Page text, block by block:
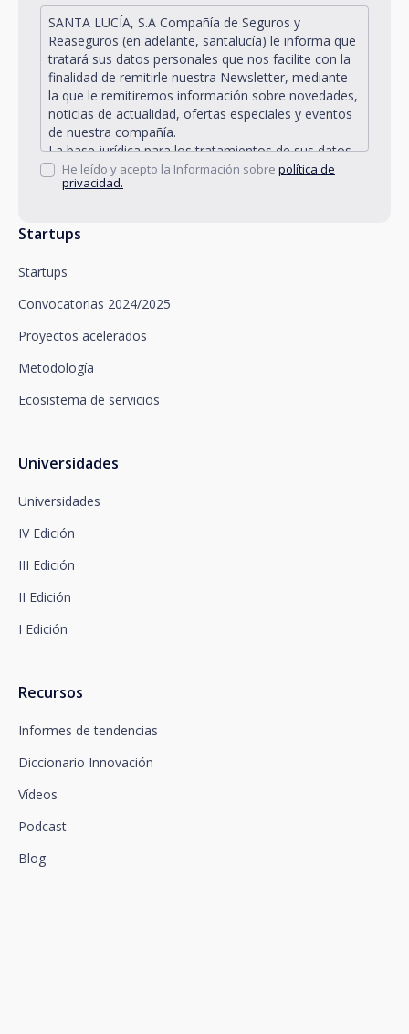
Startups
Startups
Convocatorias 2024/2025
Proyectos acelerados
Metodología
Ecosistema de servicios
Universidades
Universidades
IV Edición
III Edición
II Edición
I Edición
Recursos
Informes de tendencias
Diccionario Innovación
Vídeos
Podcast
Blog
SANTA LUCÍA, S.A Compañía de Seguros y
Reaseguros (en adelante, santalucía) le informa que
tratará sus datos personales que nos facilite con la
finalidad de remitirle nuestra Newsletter, mediante
la que le remitiremos información sobre novedades,
noticias de actualidad, ofertas especiales y eventos
de nuestra compañía.
La base jurídica para los tratamientos de sus datos
personales descritos se encuentra en la propia
gestión y desarrollo de la relación jurídica existente
Santalucía le informa que puede ejercitar sus
oposición, limitación del tratamiento y portabilidad,
así como oponerse al tratamiento de sus datos con
mediante un escrito, que deberá remitir a Plaza de
Departamento de Privacidad o bien a
Newsletter Impulsa.
dpo@santalucía.es
reclamación ante la Autoridad de Control
Dispone de información completa sobre protección
apartado de Política de Privacidad, que le
aconsejamos consulte.
He leído y acepto la Información sobre política de
privacidad.